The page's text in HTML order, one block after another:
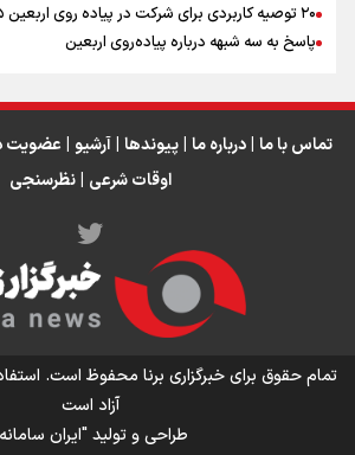
عراق
اینفو برنا/ میزان مالیات بر ارزش افزوده
۲۰ توصیه کاربردی برای شرکت در پیاده روی اربعین ۱۴۰۵
پاسخ به سه‌ شبهه درباره پیاده‌روی اربعین
تماس با ما | درباره ما | پیوندها | آرشیو | عضویت
اوقات شرعی | نظرسنجی
تمام حقوق برای خبرگزاری برنا محفوظ است.
آزاد است
طراحی و تولید"ایران